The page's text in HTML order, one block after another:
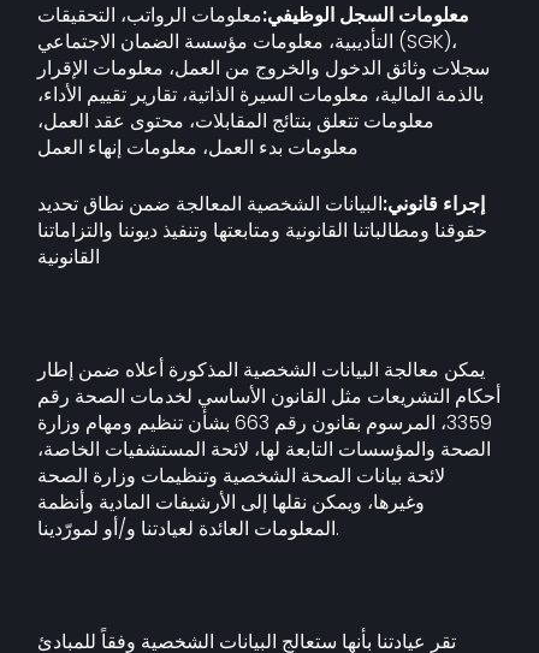
معلومات السجل الوظيفي:معلومات الرواتب، التحقيقات
التأديبية، معلومات مؤسسة الضمان الاجتماعي (SGK)،
سجلات وثائق الدخول والخروج من العمل، معلومات الإقرار
بالذمة المالية، معلومات السيرة الذاتية، تقارير تقييم الأداء،
معلومات تتعلق بنتائج المقابلات، محتوى عقد العمل،
معلومات بدء العمل، معلومات إنهاء العمل
إجراء قانوني:البيانات الشخصية المعالجة ضمن نطاق تحديد
حقوقنا ومطالباتنا القانونية ومتابعتها وتنفيذ ديوننا والتزاماتنا
القانونية
يمكن معالجة البيانات الشخصية المذكورة أعلاه ضمن إطار
أحكام التشريعات مثل القانون الأساسي لخدمات الصحة رقم
3359، المرسوم بقانون رقم 663 بشأن تنظيم ومهام وزارة
الصحة والمؤسسات التابعة لها، لائحة المستشفيات الخاصة،
لائحة بيانات الصحة الشخصية وتنظيمات وزارة الصحة
وغيرها، ويمكن نقلها إلى الأرشيفات المادية وأنظمة
المعلومات العائدة لعيادتنا و/أو لمورّدينا.
تقر عيادتنا بأنها ستعالج البيانات الشخصية وفقاً للمبادئ